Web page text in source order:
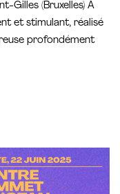
Gilles (Bruxelles) À
et stimulant, réalisé
profondément